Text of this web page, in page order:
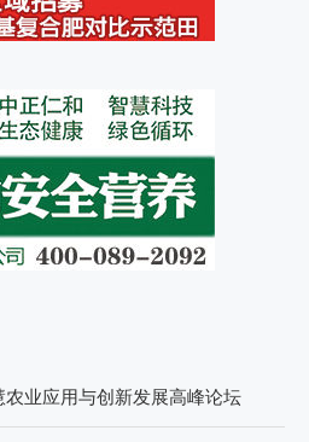
业应用与创新发展高峰论坛